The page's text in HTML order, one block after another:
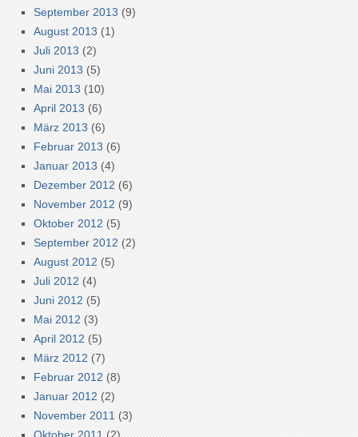
September 2013 (9)
August 2013 (1)
Juli 2013 (2)
Juni 2013 (5)
Mai 2013 (10)
April 2013 (6)
März 2013 (6)
Februar 2013 (6)
Januar 2013 (4)
Dezember 2012 (6)
November 2012 (9)
Oktober 2012 (5)
September 2012 (2)
August 2012 (5)
Juli 2012 (4)
Juni 2012 (5)
Mai 2012 (3)
April 2012 (5)
März 2012 (7)
Februar 2012 (8)
Januar 2012 (2)
November 2011 (3)